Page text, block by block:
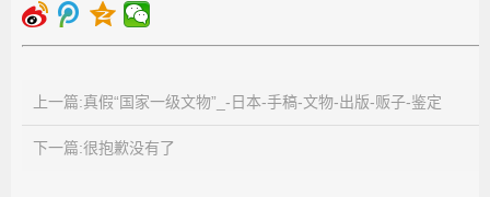
上一篇:真假“国家一级文物”_-日本-手稿-文物-出版-贩子-鉴定
下一篇:很抱歉没有了